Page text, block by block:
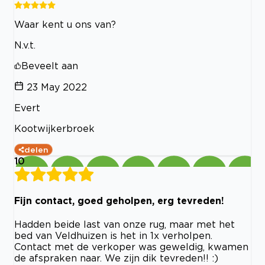
Waar kent u ons van?
N.v.t.
Beveelt aan
23 May 2022
Evert
Kootwijkerbroek
delen
10
Fijn contact, goed geholpen, erg tevreden!
Hadden beide last van onze rug, maar met het
bed van Veldhuizen is het in 1x verholpen.
Contact met de verkoper was geweldig, kwamen
de afspraken naar. We zijn dik tevreden!! :)